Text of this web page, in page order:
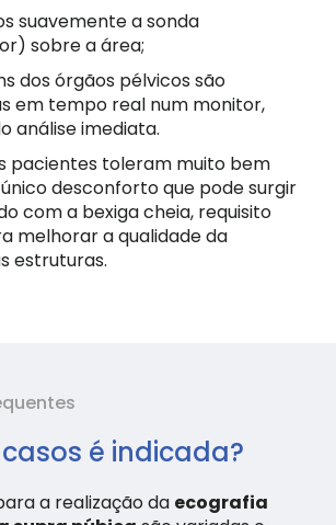
suavemente a sonda
sobre a área;
dos órgãos pélvicos são
em tempo real num monitor,
análise imediata.
pacientes toleram muito bem
desconforto que pode surgir
com a bexiga cheia, requisito
melhorar a qualidade da
estruturas.
é indicada?
a realização da ecografia